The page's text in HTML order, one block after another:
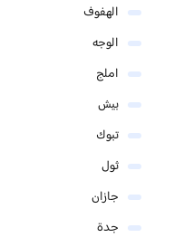
الهفوف
الوجه
املج
بيش
تبوك
ثول
جازان
جدة